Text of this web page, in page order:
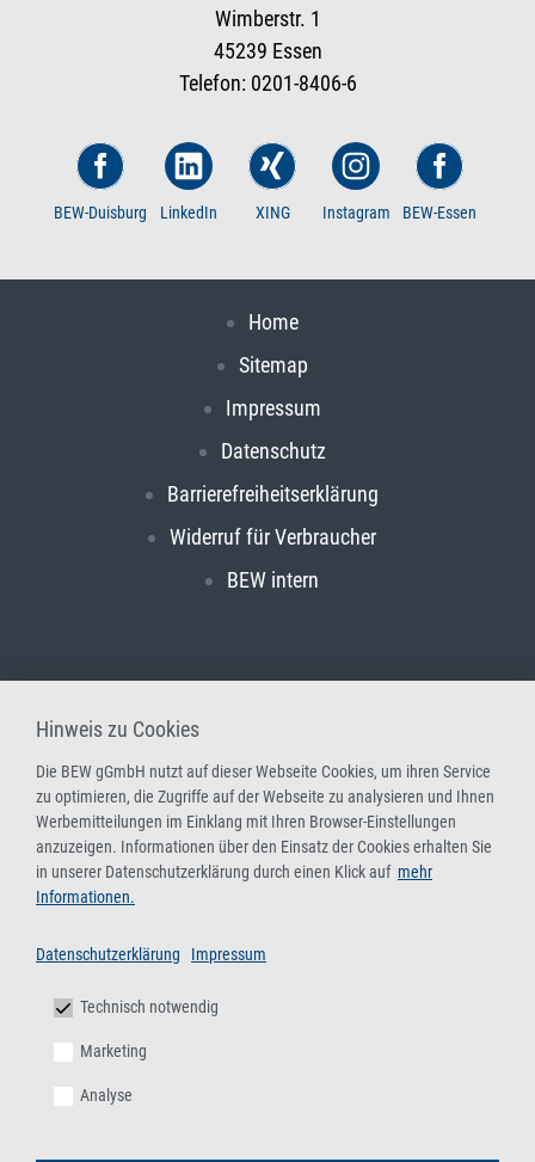
Wimberstr. 1
45239 Essen
Telefon: 0201-8406-6
BEW-Duisburg LinkedIn XING Instagram BEW-Essen
Home
Sitemap
Impressum
Datenschutz
Barrierefreiheitserklärung
Widerruf für Verbraucher
BEW intern
Hinweis zu Cookies
Die BEW gGmbH nutzt auf dieser Webseite Cookies, um ihren Service
zu optimieren, die Zugriffe auf der Webseite zu analysieren und Ihnen
Werbemitteilungen im Einklang mit Ihren Browser-Einstellungen
anzuzeigen. Informationen über den Einsatz der Cookies erhalten Sie
in unserer Datenschutzerklärung durch einen Klick auf mehr
Informationen.
Datenschutzerklärung Impressum
Technisch notwendig
Marketing
Analyse